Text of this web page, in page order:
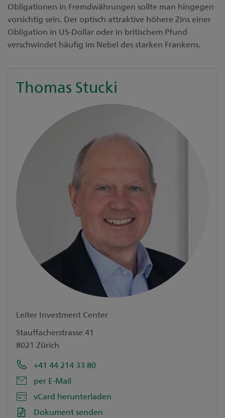
Obligationen in Fremdwährungen sollte man hingegen
vorsichtig sein. Der optisch attraktive höhere Zins einer
Obligation in US-Dollar oder in britischem Pfund
verschwindet häufig im Nebel des starken Frankens.
Thomas Stucki
Leiter Investment Center
Stauffacherstrasse 41
8021 Zürich
+41 44 214 33 80
per E-Mail
vCard herunterladen
Dokument senden